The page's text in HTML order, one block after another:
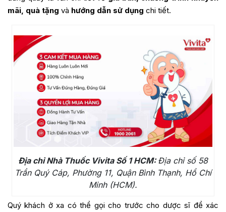
mãi, quà tặng và hướng dẫn sử dụng chi tiết.
Địa chỉ Nhà Thuốc Vivita Số 1 HCM:Địa chỉ số 58
Trần Quý Cáp, Phường 11, Quận Bình Thạnh, Hồ Chí
Minh (HCM).
Quý khách ở xa có thể gọi cho trước cho dược sĩ để xác